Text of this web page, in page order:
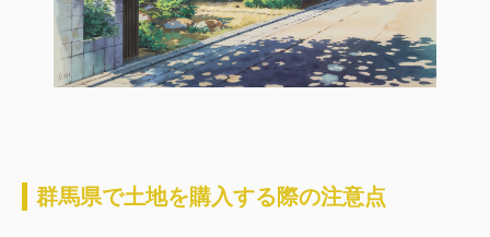
群馬県で土地を購入する際の注意点